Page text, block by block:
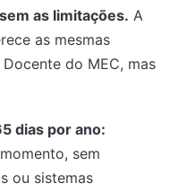
as limitações. A
as mesmas
do MEC, mas
dias por ano:
sem
ou sistemas